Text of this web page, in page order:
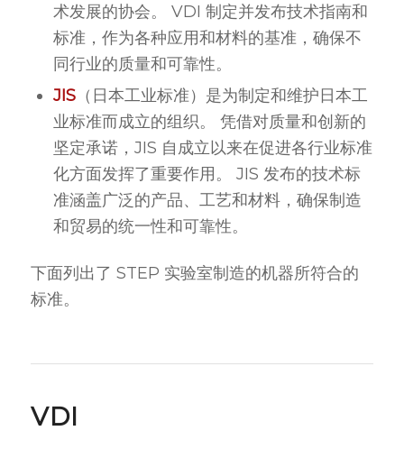
术发展的协会。 VDI 制定并发布技术指南和
标准，作为各种应用和材料的基准，确保不
同行业的质量和可靠性。
JIS（日本工业标准）是为制定和维护日本工
业标准而成立的组织。 凭借对质量和创新的
坚定承诺，JIS 自成立以来在促进各行业标准
化方面发挥了重要作用。 JIS 发布的技术标
准涵盖广泛的产品、工艺和材料，确保制造
和贸易的统一性和可靠性。
下面列出了 STEP 实验室制造的机器所符合的
标准。
VDI